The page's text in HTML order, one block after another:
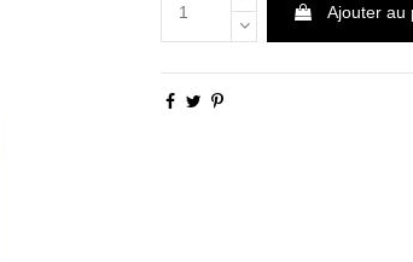
Ajouter au